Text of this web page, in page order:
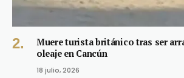
Muere turista británico tras ser
oleaje en Cancún
18 julio, 2026